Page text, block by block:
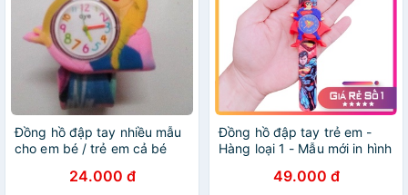
Đồng hồ đập tay nhiều mẫu
cho em bé / trẻ em cả bé
24.000 đ
Đồng hồ đập tay trẻ em -
Hàng loại 1 - Mẫu mới in hình
49.000 đ